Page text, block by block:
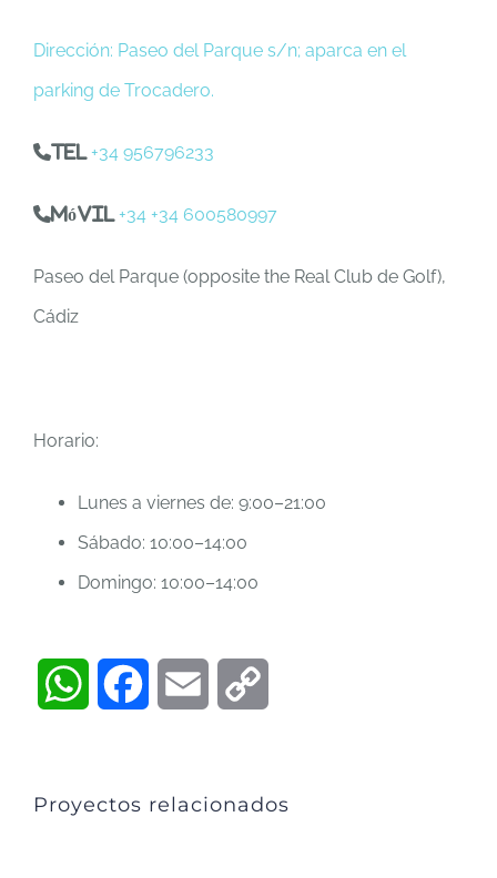
Dirección: Paseo del Parque s/n; aparca en el
parking de Trocadero.
tel +34 956796233
móvil +34 +34 600580997
Paseo del Parque (opposite the Real Club de Golf),
Cádiz
Horario:
Lunes a viernes de: 9:00–21:00
Sábado: 10:00–14:00
Domingo: 10:00–14:00
WhatsAppFacebookEmail
Proyectos relacionados